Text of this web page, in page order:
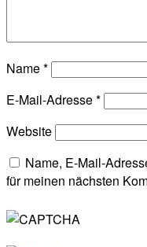
Name*
E-Mail-Adresse*
Website
Name, E-Mail-
für meinen nächsten